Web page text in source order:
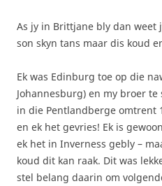
As jy in Brittjane bly dan weet
son skyn tans maar dis koud
Ek was Edinburg toe op die
Johannesburg) en my broer te
in die Pentlandberge omtrent
en ek het gevries! Ek is
ek het in Inverness gebly –
koud dit kan raak. Dit was
stel belang daarin om